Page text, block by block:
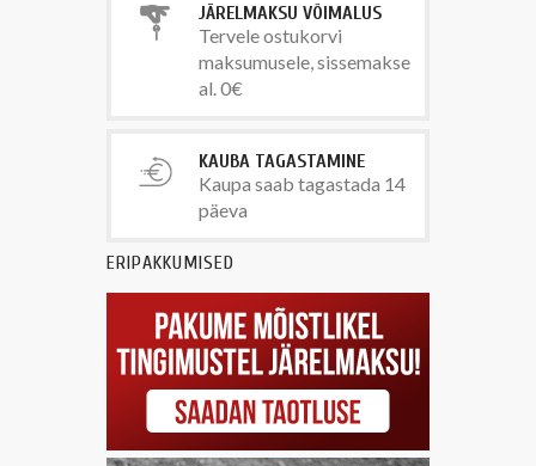
JÄRELMAKSU VÕIMALUS
Tervele ostukorvi
maksumusele, sissemakse
al. 0€
KAUBA TAGASTAMINE
Kaupa saab tagastada 14
päeva
ERIPAKKUMISED